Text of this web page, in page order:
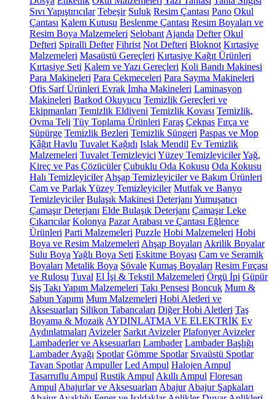
Sıvı Yapıştırıcılar Tebeşir Suluk Resim Çantası Pano Okul
Çantası Kalem Kutusu Beslenme Çantası Resim Boyaları ve
Resim Boya Malzemeleri Selobant Ajanda Defter Okul
Defteri Spiralli Defter Fihrist Not Defteri Bloknot Kırtasiye
Malzemeleri Masaüstü Gereçleri Kırtasiye Kağıt Ürünleri
Kırtasiye Seti Kalem ve Yazı Gereçleri Koli Bandı Makinesi
Para Makineleri Para Çekmeceleri Para Sayma Makineleri
Ofis Sarf Ürünleri Evrak İmha Makineleri Laminasyon
Makineleri Barkod Okuyucu Temizlik Gereçleri ve
Ekipmanları Temizlik Eldiveni Temizlik Kovası Temizlik,
Ovma Teli Tüy Toplama Ürünleri Faraş Çekpas Fırça ve
Süpürge Temizlik Bezleri Temizlik Süngeri Paspas ve Mop
Kâğıt Havlu Tuvalet Kağıdı Islak Mendil Ev Temizlik
Malzemeleri Tuvalet Temizleyici Yüzey TemizleyicilerYağ,
Kireç ve Pas Çözücüler Çubuklu Oda Kokusu Oda Kokusu
Halı Temizleyiciler Ahşap Temizleyiciler ve Bakım Ürünleri
Cam ve Parlak Yüzey Temizleyiciler Mutfak ve Banyo
Temizleyiciler Bulaşık Makinesi Deterjanı Yumuşatıcı
Çamaşır Deterjanı Elde Bulaşık Deterjanı Çamaşır Leke
Çıkarıcılar Kolonya Pazar Arabası ve Çantası Eğlence
Ürünleri Parti Malzemeleri Puzzle Hobi Malzemeleri Hobi
Boya ve Resim Malzemeleri Ahşap Boyaları Akrilik Boyalar
Sulu Boya Yağlı Boya Seti Eskitme Boyası Cam ve Seramik
Boyaları Metalik Boya Şövale Kumaş Boyaları Resim Fırçası
ve Rulosu Tuval El İşi & Tekstil Malzemeleri Örgü İpi Güpür
Şiş Takı Yapım Malzemeleri Takı Pensesi Boncuk Mum &
Sabun Yapımı Mum Malzemeleri Hobi Aletleri ve
Aksesuarları Silikon Tabancaları Diğer Hobi Aletleri Taş
Boyama & Mozaik AYDINLATMA VE ELEKTRİK Ev
Aydınlatmaları Avizeler Sarkıt Avizeler Plafonyer Avizeler
Lambaderler ve Aksesuarları Lambader Lambader Başlığı
Lambader Ayağı Spotlar Gömme Spotlar Sıvaüstü Spotlar
Tavan Spotlar Ampuller Led Ampul Halojen Ampul
Tasarruflu Ampul Rustik Ampul Akıllı Ampul Floresan
Ampul Abajurlar ve Aksesuarları Abajur Abajur Şapkaları